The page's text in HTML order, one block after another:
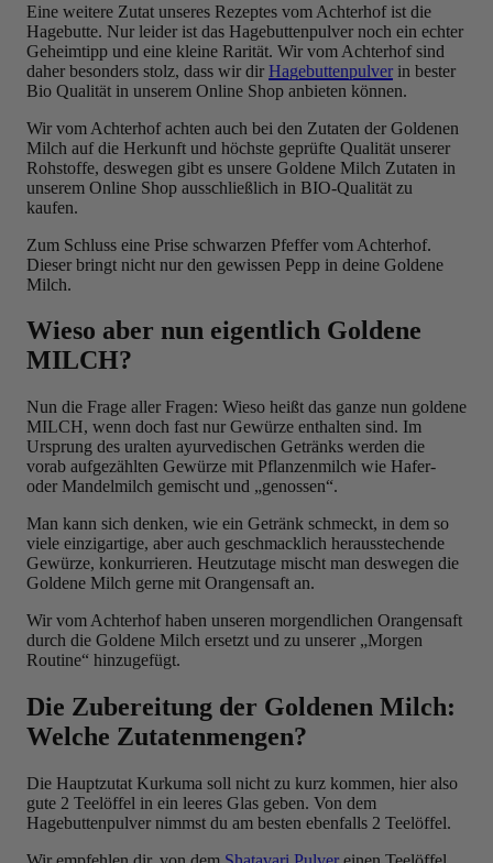
Eine weitere Zutat unseres Rezeptes vom Achterhof ist die
Hagebutte. Nur leider ist das Hagebuttenpulver noch ein echter
Geheimtipp und eine kleine Rarität. Wir vom Achterhof sind
daher besonders stolz, dass wir dir Hagebuttenpulver in bester
Bio Qualität in unserem Online Shop anbieten können.
Wir vom Achterhof achten auch bei den Zutaten der Goldenen
Milch auf die Herkunft und höchste geprüfte Qualität unserer
Rohstoffe, deswegen gibt es unsere Goldene Milch Zutaten in
unserem Online Shop ausschließlich in BIO-Qualität zu
kaufen.
Zum Schluss eine Prise schwarzen Pfeffer vom Achterhof.
Dieser bringt nicht nur den gewissen Pepp in deine Goldene
Milch.
Wieso aber nun eigentlich Goldene
MILCH?
Nun die Frage aller Fragen: Wieso heißt das ganze nun goldene
MILCH, wenn doch fast nur Gewürze enthalten sind. Im
Ursprung des uralten ayurvedischen Getränks werden die
vorab aufgezählten Gewürze mit Pflanzenmilch wie Hafer-
oder Mandelmilch gemischt und „genossen“.
Man kann sich denken, wie ein Getränk schmeckt, in dem so
viele einzigartige, aber auch geschmacklich herausstechende
Gewürze, konkurrieren. Heutzutage mischt man deswegen die
Goldene Milch gerne mit Orangensaft an.
Wir vom Achterhof haben unseren morgendlichen Orangensaft
durch die Goldene Milch ersetzt und zu unserer „Morgen
Routine“ hinzugefügt.
Die Zubereitung der Goldenen Milch:
Welche Zutatenmengen?
Die Hauptzutat Kurkuma soll nicht zu kurz kommen, hier also
gute 2 Teelöffel in ein leeres Glas geben. Von dem
Hagebuttenpulver nimmst du am besten ebenfalls 2 Teelöffel.